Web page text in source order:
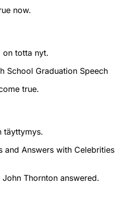
now.
on totta nyt.
School Graduation Speech
true.
täyttymys.
and Answers with Celebrities
Thornton answered.